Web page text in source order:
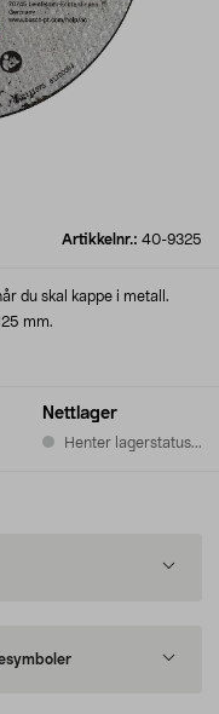
Artikkelnr.: 40-9325
Nettlager
Henter lagerstatus...
du skal kappe i metall.
mm.